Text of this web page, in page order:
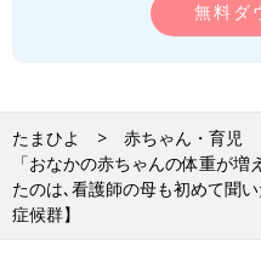
無料ダ
たまひよ 赤ちゃん・育児
「おなかの赤ちゃんの体重が
たのは､看護師の母も初めて聞
症候群】